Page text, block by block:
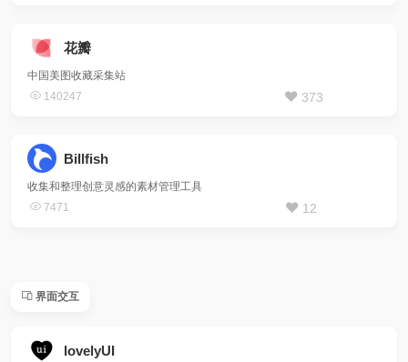
花瓣
中国美图收藏采集站
140247
373
Billfish
收集和整理创意灵感的素材管理工具
7471
12
界面交互
lovelyUI